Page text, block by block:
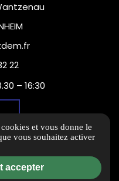
22
– 16:30
et vous donne le
vous souhaitez activer
accepter